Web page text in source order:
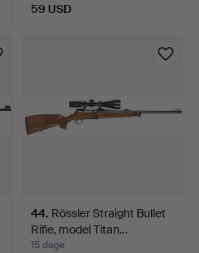
59 USD
44. Rössler Straight Bullet
Rifle, model Titan…
15 dage